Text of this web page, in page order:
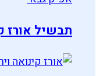
תבשיל אורז